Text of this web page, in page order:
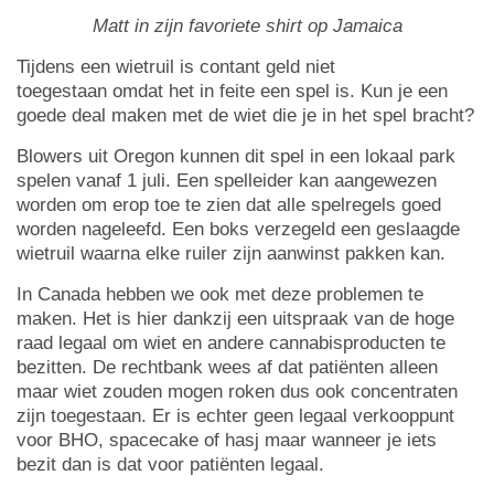
Matt in zijn favoriete shirt op Jamaica
Tijdens een wietruil is contant geld niet
toegestaan omdat het in feite een spel is. Kun je een
goede deal maken met de wiet die je in het spel bracht?
Blowers uit Oregon kunnen dit spel in een lokaal park
spelen vanaf 1 juli. Een spelleider kan aangewezen
worden om erop toe te zien dat alle spelregels goed
worden nageleefd. Een boks verzegeld een geslaagde
wietruil waarna elke ruiler zijn aanwinst pakken kan.
In Canada hebben we ook met deze problemen te
maken. Het is hier dankzij een uitspraak van de hoge
raad legaal om wiet en andere cannabisproducten te
bezitten. De rechtbank wees af dat patiënten alleen
maar wiet zouden mogen roken dus ook concentraten
zijn toegestaan. Er is echter geen legaal verkooppunt
voor BHO, spacecake of hasj maar wanneer je iets
bezit dan is dat voor patiënten legaal.